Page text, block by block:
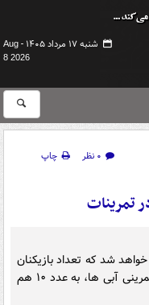
شنبه ۱۷ مرداد ۱۴۰۵ -
Aug
8 2026
۰ نظر
چاپ
تمرینات
شد که تعداد بازیکنان
بزرگسال واجد شرایط برای حضور در کمپ تمرینی آبی ها، به عدد ۱۰ هم